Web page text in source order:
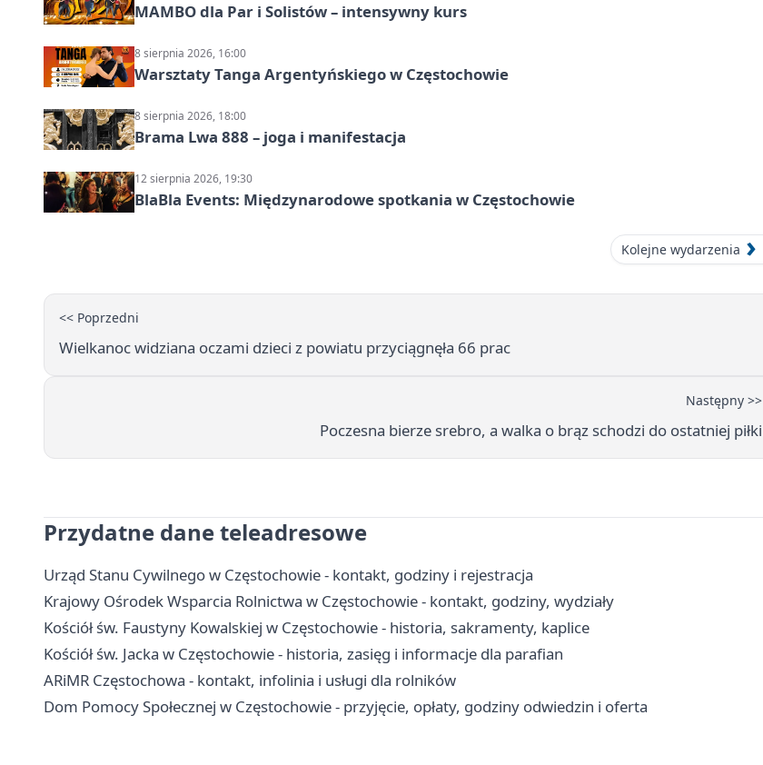
MAMBO dla Par i Solistów – intensywny kurs
8 sierpnia 2026, 16:00
Warsztaty Tanga Argentyńskiego w Częstochowie
8 sierpnia 2026, 18:00
Brama Lwa 888 – joga i manifestacja
12 sierpnia 2026, 19:30
BlaBla Events: Międzynarodowe spotkania w Częstochowie
Kolejne wydarzenia
<< Poprzedni
Wielkanoc widziana oczami dzieci z powiatu przyciągnęła 66 prac
Następny >>
Poczesna bierze srebro, a walka o brąz schodzi do ostatniej piłki
Przydatne dane teleadresowe
Urząd Stanu Cywilnego w Częstochowie - kontakt, godziny i rejestracja
Krajowy Ośrodek Wsparcia Rolnictwa w Częstochowie - kontakt, godziny, wydziały
Kościół św. Faustyny Kowalskiej w Częstochowie - historia, sakramenty, kaplice
Kościół św. Jacka w Częstochowie - historia, zasięg i informacje dla parafian
ARiMR Częstochowa - kontakt, infolinia i usługi dla rolników
Dom Pomocy Społecznej w Częstochowie - przyjęcie, opłaty, godziny odwiedzin i oferta